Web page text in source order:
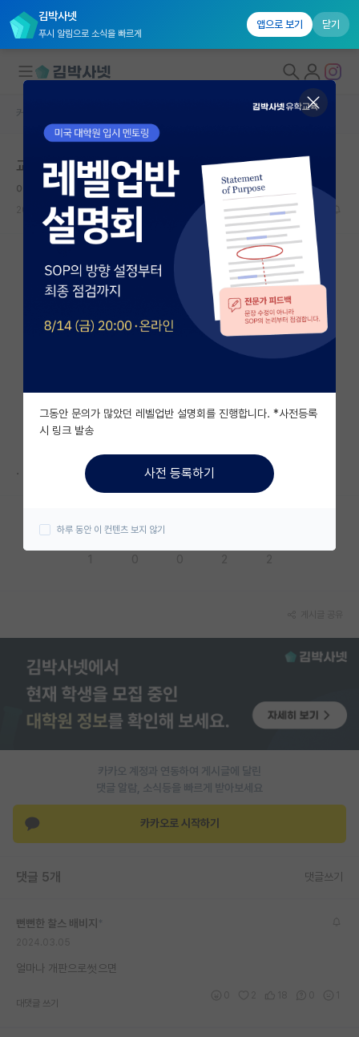
김박사넷
푸시 알림으로 소식을 빠르게
앱으로 보기 닫기
대학원생 모집
국내대학원 정보
연구실&오픈랩
커뮤니티
커뮤니티 홈
전체글보기
베스트 게시판
자유 게시판(아무개랩)
미국 유학 게시판
미국 대학원 합격 후기 게시판
대학원생 모집 게시판
연구실(PI) 홍보 게시판
취업 게시판
임용 후기 게시판
인문사회 계열 게시판
특수/전문대학원 게시판
반도체/AI 게시판
장학금/장학생 게시판
커리어
유학교육
커뮤니티 홈
교수님이 논문에서 자기 이릅빼고싶다는데
이기적인 쇠렌 키르케고르
2024.03.05 5 13212
.
카카오 계정과 연동하여 게시글에 달린
댓글 알람, 소식등을 빠르게 받아보세요
카카오로 시작하기
댓글 5개 댓글쓰기
뻔뻔한 찰스 배비지
얼마나 개판으로썻으면
대댓글 쓰기
그동안 문의가 많았던 레벨업반 설명회를 진행합니다. *사전등록
시 링크 발송
사전 등록하기
하루 동안 이 컨텐츠 보지 않기